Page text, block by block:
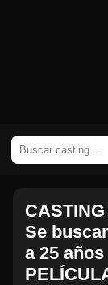
Se
a 25